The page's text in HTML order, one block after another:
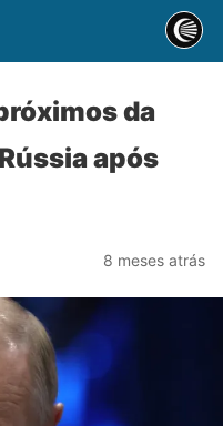
da
após
8 meses atrás